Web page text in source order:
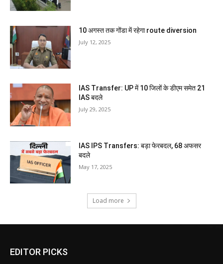
10 अगस्त तक गोंडा में रहेगा route diversion
July 12, 2025
IAS Transfer: UP में 10 जिलों के डीएम समेत 21
IAS बदले
July 29, 2025
IAS IPS Transfers: बड़ा फेरबदल, 68 अफसर
बदले
May 17, 2025
Load more
EDITOR PICKS